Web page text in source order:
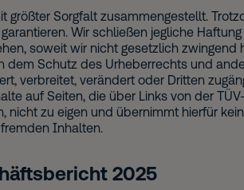
größter Sorgfalt zusammengestellt.
Wir schließen jegliche
soweit wir nicht gesetzlich
dem Schutz des Urheberrechts und
verbreitet, verändert oder Dritten
auf Seiten, die über Links von der
nicht zu eigen und übernimmt hierfür
Inhalten.
2025